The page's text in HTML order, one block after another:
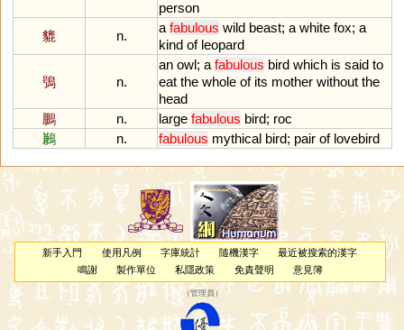
person
貔
n.
a fabulous wild beast; a white fox; a
kind of leopard
鴞 n.
an owl; a fabulous bird which is said to
eat the whole of its mother without the
head
鵬
n. large fabulous bird; roc
鶼
n. fabulous mythical bird; pair of lovebird
新手入門 使用凡例 字庫統計 隨機漢字
最近被搜索的漢字
鳴謝
製作單位 私隱政策 免責聲明 意見簿
（管理員 ）